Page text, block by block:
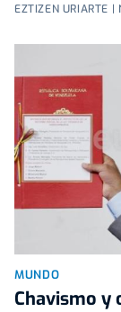
EZTIZEN URIARTE |
MUNDO
Chavismo y